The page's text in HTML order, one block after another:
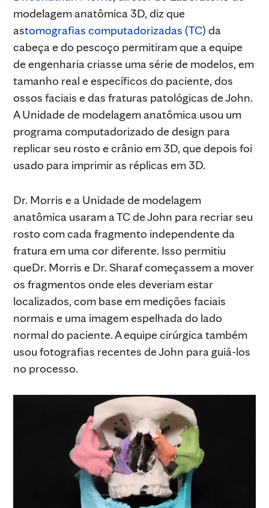
modelagem anatômica 3D, diz que
astomografias computadorizadas (TC) da
cabeça e do pescoço permitiram que a equipe
de engenharia criasse uma série de modelos, em
tamanho real e específicos do paciente, dos
ossos faciais e das fraturas patológicas de John.
A Unidade de modelagem anatômica usou um
programa computadorizado de design para
replicar seu rosto e crânio em 3D, que depois foi
usado para imprimir as réplicas em 3D.
Dr. Morris e a Unidade de modelagem
anatômica usaram a TC de John para recriar seu
rosto com cada fragmento independente da
fratura em uma cor diferente. Isso permitiu
queDr. Morris e Dr. Sharaf começassem a mover
os fragmentos onde eles deveriam estar
localizados, com base em medições faciais
normais e uma imagem espelhada do lado
normal do paciente. A equipe cirúrgica também
usou fotografias recentes de John para guiá-los
no processo.